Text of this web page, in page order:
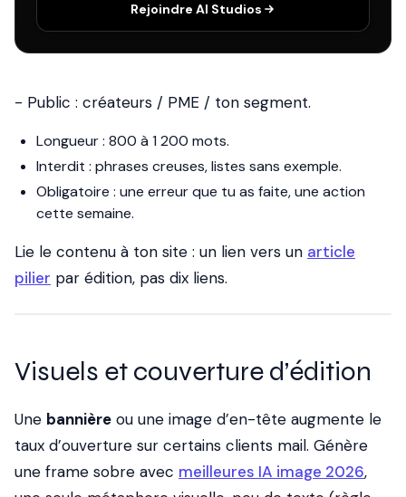
Rejoindre AI Studios
- Public : créateurs / PME / ton segment.
Longueur : 800 à 1 200 mots.
Interdit : phrases creuses, listes sans exemple.
Obligatoire : une erreur que tu as faite, une action
cette semaine.
Lie le contenu à ton site : un lien vers un article
pilier par édition, pas dix liens.
Visuels et couverture d’édition
Une bannière ou une image d’en-tête augmente le
taux d’ouverture sur certains clients mail. Génère
une frame sobre avec meilleures IA image 2026,